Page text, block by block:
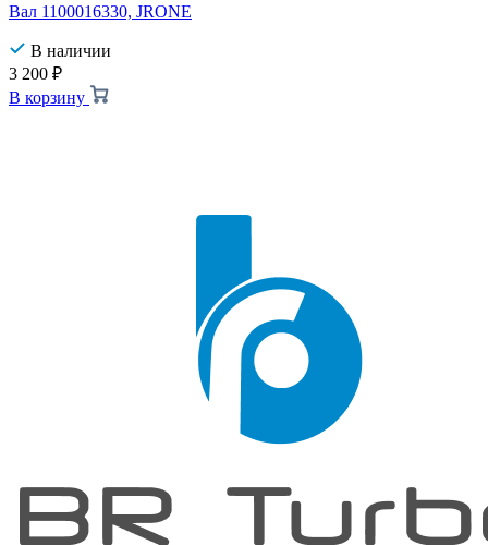
Вал 1100016330, JRONE
В наличии
3 200 ₽
В корзину